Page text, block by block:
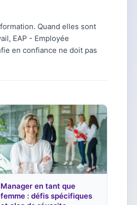
Quand elles sont
EAP - Employée
en confiance ne doit pas
Manager en tant que
femme : défis spécifiques